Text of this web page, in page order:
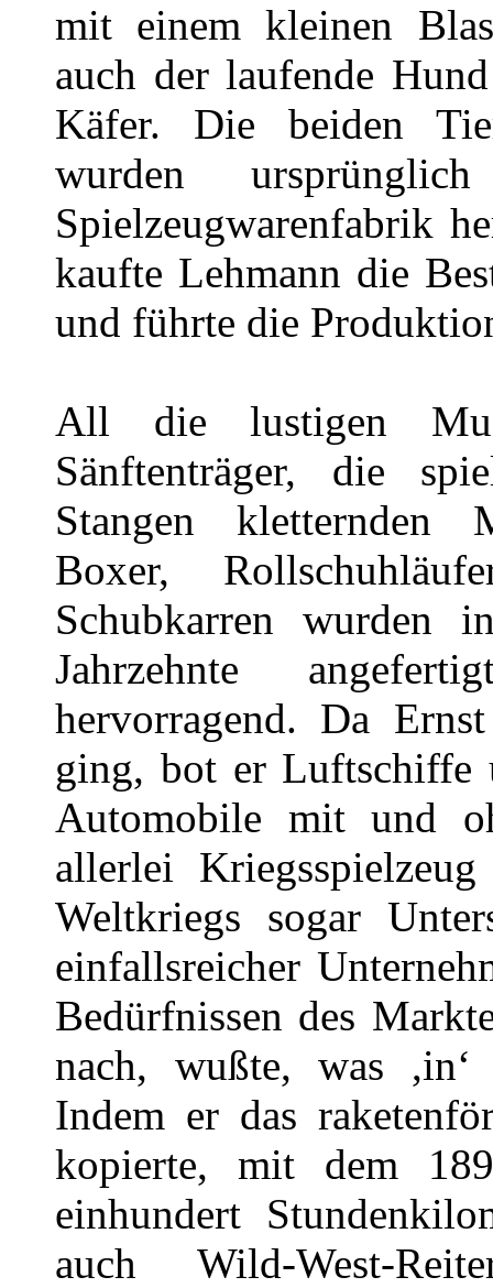
mit einem kleinen
auch der laufende
Käfer. Die beiden
wurden
Spielzeugwarenfabrik
kaufte Lehmann die
und führte die
All die lustigen
Sänftenträger, die
Stangen kletternden
Boxer,
Schubkarren wurden
Jahrzehnte
hervorragend. Da
ging, bot er Luftschiffe
Automobile mit und
allerlei
Weltkriegs sogar
einfallsreicher
Bedürfnissen des
nach, wußte, was
Indem er das
kopierte, mit dem
einhundert
auch Wild-West-